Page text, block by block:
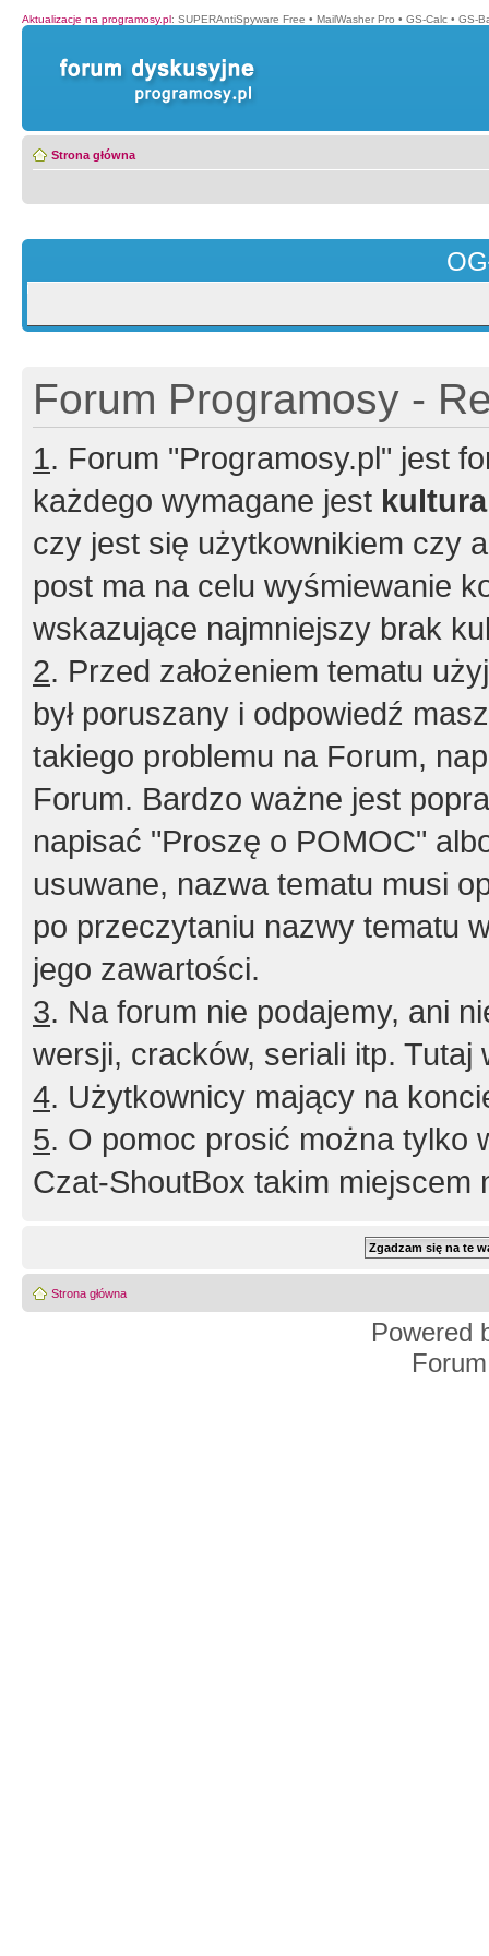
Aktualizacje na programosy.pl: SUPERAntiSpyware Free • MailWasher Pro • GS-Calc • GS-
Strona główna
Forum Programosy -
1. Forum "Programosy.pl" jest
każdego wymagane jest
czy jest się użytkownikiem czy
post ma na celu wyśmiewanie
wskazujące najmniejszy brak
2. Przed założeniem tematu
był poruszany i odpowiedź
takiego problemu na Forum,
Forum. Bardzo ważne jest
napisać "Proszę o POMOC"
usuwane, nazwa tematu musi
po przeczytaniu nazwy tematu
jego zawartości.
3. Na forum nie podajemy, ani
wersji, cracków, seriali itp. Tutaj
4. Użytkownicy mający na
5. O pomoc prosić można tylko
Czat-ShoutBox takim miejscem
Strona główna
Powered